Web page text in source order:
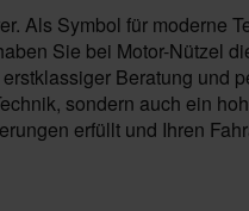
Als Symbol für moderne
Sie bei Motor-Nützel
Beratung und
sondern auch ein
erfüllt und Ihren